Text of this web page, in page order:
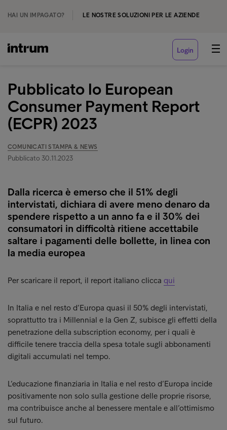
HAI UN IMPAGATO? LE NOSTRE SOLUZIONI PER LE AZIENDE
Login
Pubblicato lo European
Consumer Payment Report
(ECPR) 2023
COMUNICATI STAMPA & NEWS
Pubblicato 30.11.2023
Dalla ricerca è emerso che il 51% degli
intervistati, dichiara di avere meno denaro da
spendere rispetto a un anno fa e il 30% dei
consumatori in difficoltà ritiene accettabile
saltare i pagamenti delle bollette, in linea con
la media europea
Per scaricare il report, il report italiano clicca qui
In Italia e nel resto d’Europa quasi il 50% degli intervistati,
soprattutto tra i Millennial e la Gen Z, subisce gli effetti della
penetrazione della subscription economy, per i quali è
difficile tenere traccia della spesa totale sugli abbonamenti
digitali accumulati nel tempo.
L’educazione finanziaria in Italia e nel resto d’Europa incide
positivamente non solo sulla gestione delle proprie risorse,
ma contribuisce anche al benessere mentale e all’ottimismo
sul futuro.